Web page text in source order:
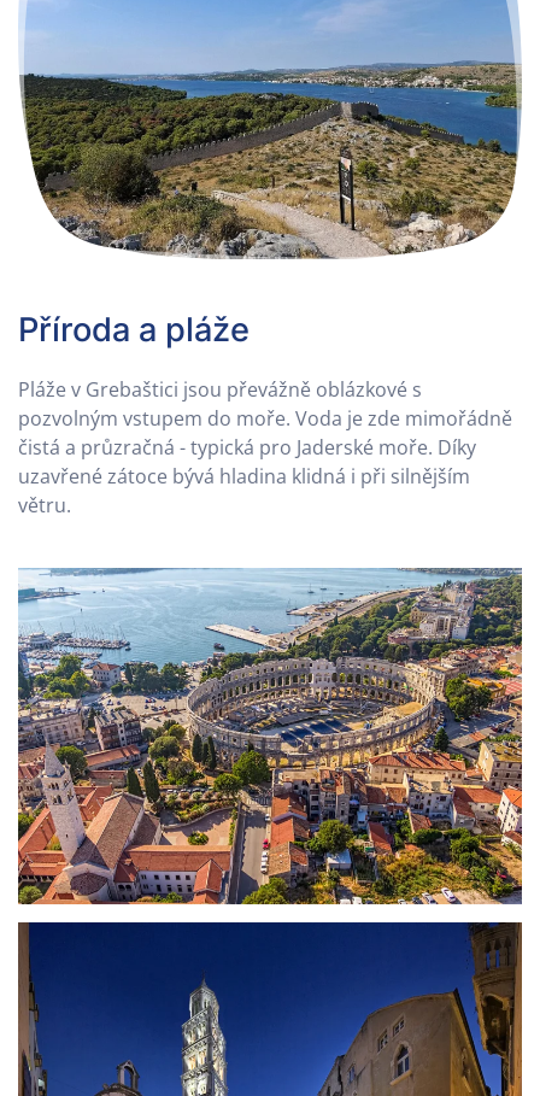
Příroda a pláže
Pláže v Grebaštici jsou převážně oblázkové s
pozvolným vstupem do moře. Voda je zde mimořádně
čistá a průzračná - typická pro Jaderské moře. Díky
uzavřené zátoce bývá hladina klidná i při silnějším
větru.
ZOBRAZIT
ZOBRAZIT